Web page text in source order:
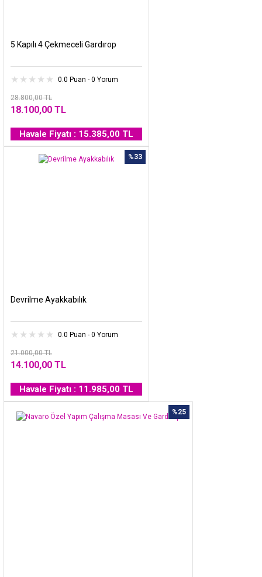
5 Kapılı 4 Çekmeceli Gardırop
0.0 Puan - 0 Yorum
28.800,00 TL
18.100,00 TL
Havale Fiyatı : 15.385,00 TL
%33
Devrilme Ayakkabılık
0.0 Puan - 0 Yorum
21.000,00 TL
14.100,00 TL
Havale Fiyatı : 11.985,00 TL
%25